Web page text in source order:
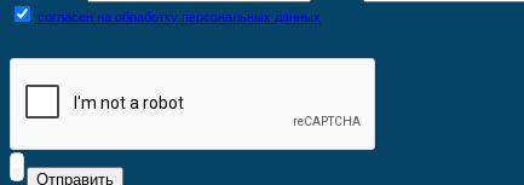
согласен на обработку персональных данных